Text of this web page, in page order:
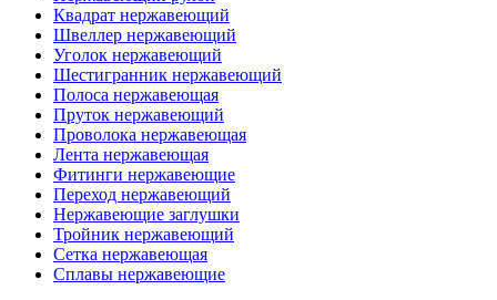
Квадрат нержавеющий
Швеллер нержавеющий
Уголок нержавеющий
Шестигранник нержавеющий
Полоса нержавеющая
Пруток нержавеющий
Проволока нержавеющая
Лента нержавеющая
Фитинги нержавеющие
Переход нержавеющий
Нержавеющие заглушки
Тройник нержавеющий
Сетка нержавеющая
Сплавы нержавеющие